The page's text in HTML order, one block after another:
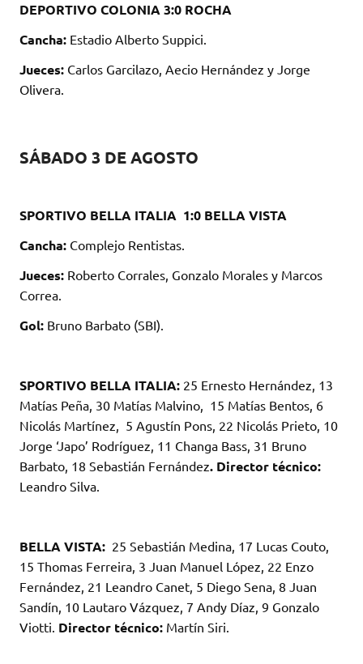
DEPORTIVO COLONIA 3:0 ROCHA
Cancha: Estadio Alberto Suppici.
Jueces: Carlos Garcilazo, Aecio Hernández y Jorge
Olivera.
SÁBADO 3 DE AGOSTO
SPORTIVO BELLA ITALIA 1:0 BELLA VISTA
Cancha: Complejo Rentistas.
Jueces: Roberto Corrales, Gonzalo Morales y Marcos
Correa.
Gol: Bruno Barbato (SBI).
SPORTIVO BELLA ITALIA: 25 Ernesto Hernández, 13
Matías Peña, 30 Matías Malvino, 15 Matías Bentos, 6
Nicolás Martínez, 5 Agustín Pons, 22 Nicolás Prieto, 10
Jorge ‘Japo’ Rodríguez, 11 Changa Bass, 31 Bruno
Barbato, 18 Sebastián Fernández. Director técnico:
Leandro Silva.
BELLA VISTA: 25 Sebastián Medina, 17 Lucas Couto,
15 Thomas Ferreira, 3 Juan Manuel López, 22 Enzo
Fernández, 21 Leandro Canet, 5 Diego Sena, 8 Juan
Sandín, 10 Lautaro Vázquez, 7 Andy Díaz, 9 Gonzalo
Viotti. Director técnico: Martín Siri.